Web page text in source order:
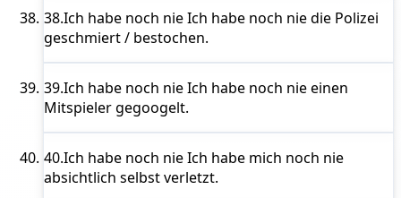
38.Ich habe noch nieIch habe noch nie die Polizei
geschmiert / bestochen.
39.Ich habe noch nieIch habe noch nie einen
Mitspieler gegoogelt.
40.Ich habe noch nieIch habe mich noch nie
absichtlich selbst verletzt.